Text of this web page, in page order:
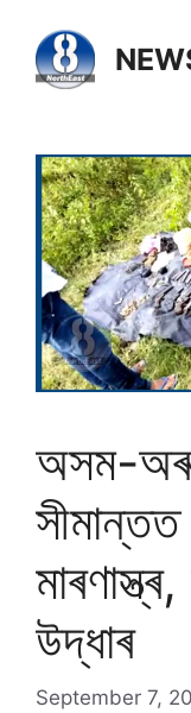
অসম-
সীমান্তত
উদ্ধাৰ
September 7,